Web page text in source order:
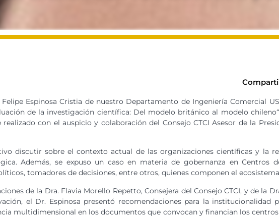
Espinosa Cristia de nuestro Departamento de Ingeniería Comercial
de la investigación científica: Del modelo británico al modelo
con el auspicio y colaboración del Consejo CTCI Asesor de la
discutir sobre el contexto actual de las organizaciones científicas y la
Además, se expuso un caso en materia de gobernanza en
tomadores de decisiones, entre otros, quienes componen el
de la Dra. Flavia Morello Repetto, Consejera del Consejo CTCI, y de la
el Dr. Espinosa presentó recomendaciones para la
multidimensional en los documentos que convocan y financian los